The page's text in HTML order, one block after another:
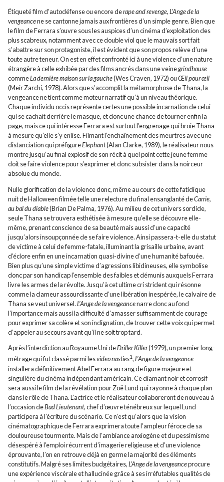
Étiqueté film d’autodéfense ou encore derape and revenge,L’Ange de la
vengeancene se cantonne jamais aux frontières d’un simple genre. Bien que
le film de Ferrara s’ouvre sous les auspices d’un cinéma d’exploitation des
plus scabreux, notamment avec ce double viol que le mauvais sort fait
s’abattre sur son protagoniste, il est évident que son propos relève d’une
toute autre teneur. On est en effet confronté ici à une violence d’une nature
étrangère à celle exhibée par des films ancrés dans une veinegrindhouse
commeLa dernière maison sur la gauche(Wes Craven, 1972) ouŒil pour œil
(Meir Zarchi, 1978). Alors que s’accomplit la métamorphose de Thana, la
vengeance ne tient comme moteur narratif qu’à un niveau théorique.
Chaque individu occis représente certes une possible incarnation de celui
qui se cachait derrière le masque, et donc une chance de tourner enfin la
page, mais ce qui intéresse Ferrara est surtout l’engrenage qui broie Thana
à mesure qu’elle s’y enlise. Filmant l’enchaînement des meurtres avec une
distanciation qui préfigureElephant(Alan Clarke, 1989), le réalisateur nous
montre jusqu’au final explosif de son récit à quel point cette jeune femme
doit se faire violence pour s’exprimer et donc subsister dans la noirceur
absolue du monde.
Nulle glorification de la violence donc, même au cours de cette fatidique
nuit de Halloween filmée telle une relecture du final ensanglanté deCarrie,
au bal du diable(Brian De Palma, 1976). Au milieu de cet univers sordide,
seule Thana se trouvera esthétisée à mesure qu’elle se découvre elle-
même, prenant conscience de sa beauté mais aussi d’une capacité
jusqu’alors insoupçonnée de se faire violence. Ainsi passera-t-elle du statut
de victime à celui de femme-fatale, illuminant la grisaille urbaine, avant
d’éclore enfin en une incarnation quasi-divine d’une humanité bafouée.
Bien plus qu’une simple victime d’agressions libidineuses, elle symbolise
donc par son handicap l’ensemble des faibles et démunis auxquels Ferrara
livre les armes de la révolte. Jusqu’à cet ultime cri strident qui résonne
comme la clameur assourdissante d’une libération inespérée, le calvaire de
Thana se veut universel.L’Ange de la vengeancenarre donc au fond
l’importance mais aussi la difficulté d’amasser suffisamment de courage
pour exprimer sa colère et son indignation, de trouver cette voix qui permet
d’appeler au secours avant qu’il ne soit trop tard.
Après l’interdiction au Royaume Uni deDriller Killer(1979), un premier long-
métrage qui fut classé parmi lesvideo nasties1,L’Ange de la vengeance
installera définitivement Abel Ferrara au rang de figure majeure et
singulière du cinéma indépendant américain. Ce diamant noir et corrosif
sera aussi le film de la révélation pour Zoë Lund qui rayonne à chaque plan
dans le rôle de Thana. L’actrice et le réalisateur collaboreront de nouveau à
l’occasion deBad Lieutenant, chef d’œuvre ténébreux sur lequel Lund
participera à l’écriture du scénario. Ce n’est qu’alors que la vision
cinématographique de Ferrara exprimera toute l’ampleur féroce de sa
douloureuse tourmente. Mais de l’ambiance anxiogène et du pessimisme
désespéré à l’emploi récurrent d’imagerie religieuse et d’une violence
éprouvante, l’on en retrouve déjà en germe la majorité des éléments
constitutifs. Malgré ses limites budgétaires,L’Ange de la vengeanceprocure
une expérience viscérale et hallucinée grâce à ses irréfutables qualités de